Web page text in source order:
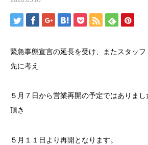
緊急事態宣言の延長を受け、またスタッ
先に考え
５月７日から営業再開の予定ではありま
頂き
５月１１日より再開となります。